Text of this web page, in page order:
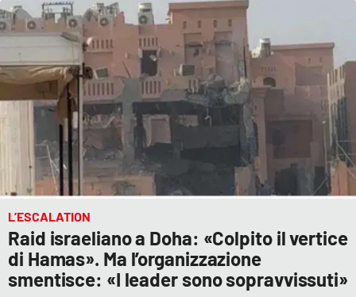
L’ESCALATION
Raid israeliano a Doha: «Colpito il vertice
di Hamas». Ma l’organizzazione
smentisce: «I leader sono sopravvissuti»